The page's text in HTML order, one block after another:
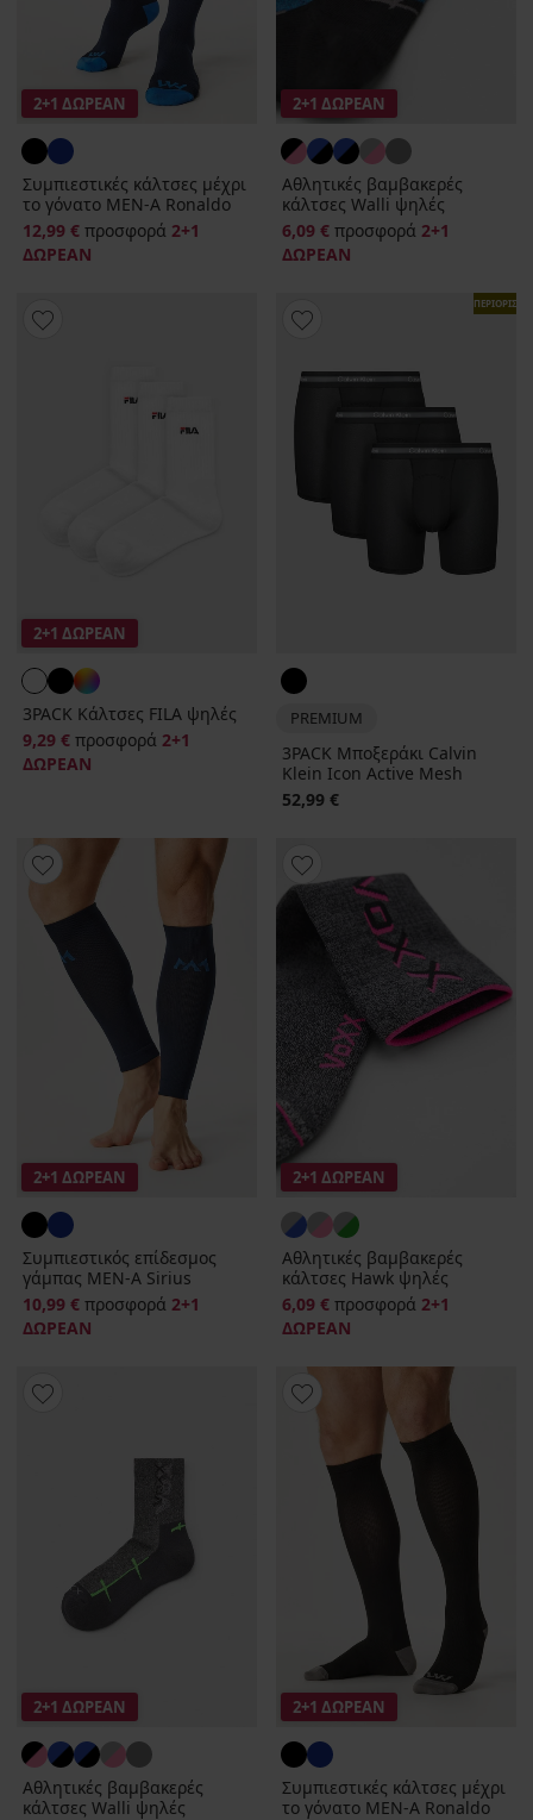
2+1 ΔΩΡΕΑΝ
Συμπιεστικές κάλτσες μέχρι
το γόνατο MEN‑A Ronaldo
12,99 € προσφορά 2+1
ΔΩΡΕΑΝ
2+1 ΔΩΡΕΑΝ
Αθλητικές βαμβακερές
κάλτσες Walli ψηλές
6,09 € προσφορά 2+1
ΔΩΡΕΑΝ
2+1 ΔΩΡΕΑΝ
3PACK Κάλτσες FILA ψηλές
9,29 € προσφορά 2+1
ΔΩΡΕΑΝ
PREMIUM
3PACK Μποξεράκι Calvin
Klein Icon Active Mesh
52,99 €
2+1 ΔΩΡΕΑΝ
Συμπιεστικός επίδεσμος
γάμπας MEN‑A Sirius
10,99 € προσφορά 2+1
ΔΩΡΕΑΝ
2+1 ΔΩΡΕΑΝ
Αθλητικές βαμβακερές
κάλτσες Hawk ψηλές
6,09 € προσφορά 2+1
ΔΩΡΕΑΝ
2+1 ΔΩΡΕΑΝ
Αθλητικές βαμβακερές
κάλτσες Walli ψηλές
2+1 ΔΩΡΕΑΝ
Συμπιεστικές κάλτσες μέχρι
το γόνατο MEN‑A Ronaldo